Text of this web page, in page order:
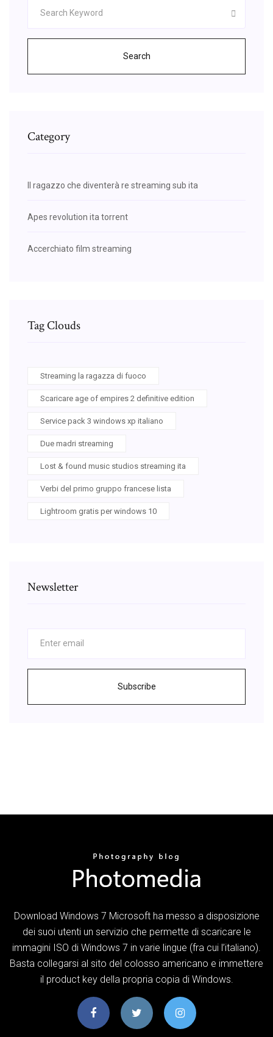
Search
Category
Il ragazzo che diventerà re streaming sub ita
Apes revolution ita torrent
Accerchiato film streaming
Tag Clouds
Streaming la ragazza di fuoco
Scaricare age of empires 2 definitive edition
Service pack 3 windows xp italiano
Due madri streaming
Lost & found music studios streaming ita
Verbi del primo gruppo francese lista
Lightroom gratis per windows 10
Newsletter
Subscribe
Download Windows 7 Microsoft ha messo a disposizione
dei suoi utenti un servizio che permette di scaricare le
immagini ISO di Windows 7 in varie lingue (fra cui l’italiano).
Basta collegarsi al sito del colosso americano e immettere
il product key della propria copia di Windows.